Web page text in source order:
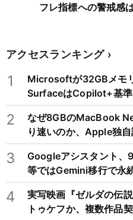
フレ指標への警戒感
アクセスランキング
1
Microsoftが32GBメモ
SurfaceはCopilot+基準
2
なぜ8GBのMacBook
り速いのか、Apple独
3
Googleアシスタント、
等ではGemini移行で永
4
実写映画『ゼルダの伝
トゥケフか、複数作品